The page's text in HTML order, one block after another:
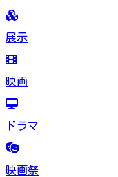
展示
映画
ドラマ
映画祭